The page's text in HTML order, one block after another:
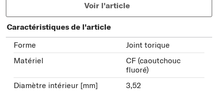
Voir l'article
Caractéristiques de l'article
Forme
Joint torique
Matériel
CF (caoutchouc
fluoré)
Diamètre intérieur [mm]
3,52